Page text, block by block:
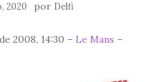
2020 por Delfi
2008, 14:30 – Le Mans –